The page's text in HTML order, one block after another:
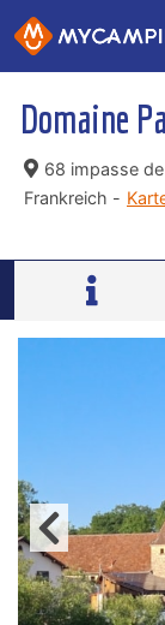
Domaine
68 impasse
Frankreich -